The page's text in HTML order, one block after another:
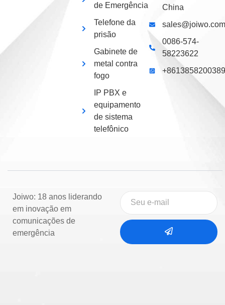
de Emergência
Telefone da
prisão
Gabinete de
metal contra
fogo
IP PBX e
equipamento
de sistema
telefônico
China
sales@joiwo.com
0086-574-
58223622
+8613858200389
Joiwo: 18 anos liderando
em inovação em
comunicações de
emergência